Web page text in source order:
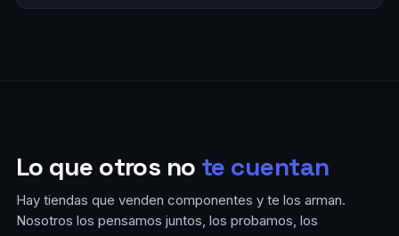
Lo que otros no te cuentan
Hay tiendas que venden componentes y te los arman.
Nosotros los pensamos juntos, los probamos, los